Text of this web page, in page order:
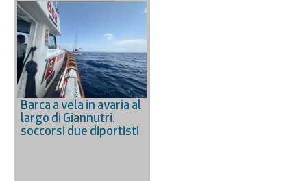
Barca a vela in avaria al
largo di Giannutri:
soccorsi due diportisti